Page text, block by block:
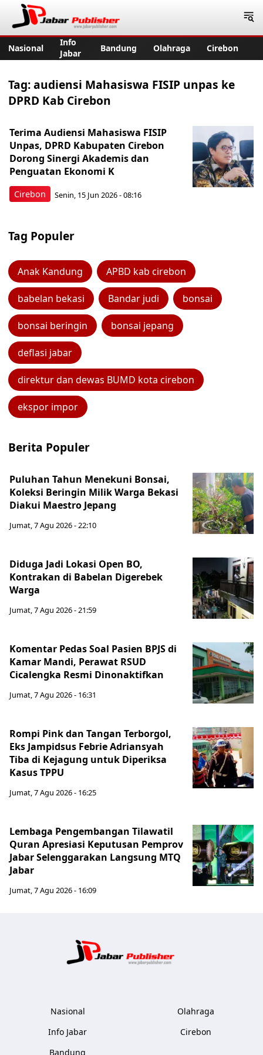
Nasional
Info
Jabar
Bandung Olahraga Cirebon
Tag:audiensi Mahasiswa FISIP unpas ke
DPRD Kab Cirebon
Cirebon
​Terima Audiensi Mahasiswa FISIP
Unpas, DPRD Kabupaten Cirebon
Dorong Sinergi Akademis dan
Penguatan Ekonomi K
Senin, 15 Jun 2026 - 08:16
Tag Populer
Anak Kandung APBD kab cirebon
babelan bekasi Bandar judi bonsai
bonsai beringin bonsai jepang
deflasi jabar
direktur dan dewas BUMD kota cirebon
ekspor impor
Berita Populer
Puluhan Tahun Menekuni Bonsai,
Koleksi Beringin Milik Warga Bekasi
Diakui Maestro Jepang
Jumat, 7 Agu 2026 - 22:10
Diduga Jadi Lokasi Open BO,
Kontrakan di Babelan Digerebek
Warga
Jumat, 7 Agu 2026 - 21:59
Komentar Pedas Soal Pasien BPJS di
Kamar Mandi, Perawat RSUD
Cicalengka Resmi Dinonaktifkan
Jumat, 7 Agu 2026 - 16:31
Rompi Pink dan Tangan Terborgol,
Eks Jampidsus Febrie Adriansyah
Tiba di Kejagung untuk Diperiksa
Kasus TPPU
Jumat, 7 Agu 2026 - 16:25
Lembaga Pengembangan Tilawatil
Quran Apresiasi Keputusan Pemprov
Jabar Selenggarakan Langsung MTQ
Jabar
Jumat, 7 Agu 2026 - 16:09
Nasional
Info Jabar
Bandung
Olahraga
Cirebon